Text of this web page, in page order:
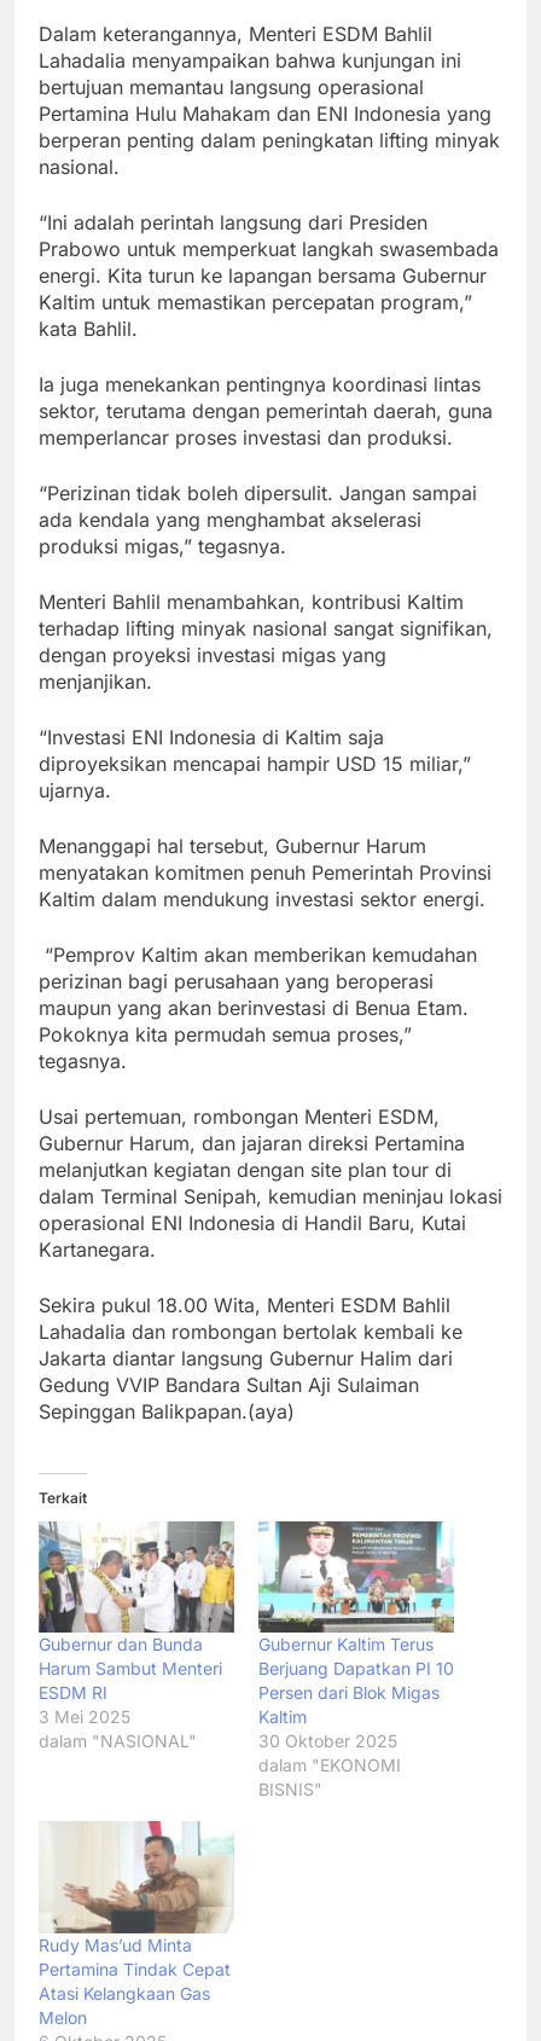
Dalam keterangannya, Menteri ESDM Bahlil
Lahadalia menyampaikan bahwa kunjungan ini
bertujuan memantau langsung operasional
Pertamina Hulu Mahakam dan ENI Indonesia yang
berperan penting dalam peningkatan lifting minyak
nasional.
“Ini adalah perintah langsung dari Presiden
Prabowo untuk memperkuat langkah swasembada
energi. Kita turun ke lapangan bersama Gubernur
Kaltim untuk memastikan percepatan program,”
kata Bahlil.
Ia juga menekankan pentingnya koordinasi lintas
sektor, terutama dengan pemerintah daerah, guna
memperlancar proses investasi dan produksi.
“Perizinan tidak boleh dipersulit. Jangan sampai
ada kendala yang menghambat akselerasi
produksi migas,” tegasnya.
Menteri Bahlil menambahkan, kontribusi Kaltim
terhadap lifting minyak nasional sangat signifikan,
dengan proyeksi investasi migas yang
menjanjikan.
“Investasi ENI Indonesia di Kaltim saja
diproyeksikan mencapai hampir USD 15 miliar,”
ujarnya.
Menanggapi hal tersebut, Gubernur Harum
menyatakan komitmen penuh Pemerintah Provinsi
Kaltim dalam mendukung investasi sektor energi.
“Pemprov Kaltim akan memberikan kemudahan
perizinan bagi perusahaan yang beroperasi
maupun yang akan berinvestasi di Benua Etam.
Pokoknya kita permudah semua proses,”
tegasnya.
Usai pertemuan, rombongan Menteri ESDM,
Gubernur Harum, dan jajaran direksi Pertamina
melanjutkan kegiatan dengan site plan tour di
dalam Terminal Senipah, kemudian meninjau lokasi
operasional ENI Indonesia di Handil Baru, Kutai
Kartanegara.
Sekira pukul 18.00 Wita, Menteri ESDM Bahlil
Lahadalia dan rombongan bertolak kembali ke
Jakarta diantar langsung Gubernur Halim dari
Gedung VVIP Bandara Sultan Aji Sulaiman
Sepinggan Balikpapan.(aya)
Terkait
Gubernur dan Bunda
Harum Sambut Menteri
ESDM RI
3 Mei 2025
dalam "NASIONAL"
Gubernur Kaltim Terus
Berjuang Dapatkan PI 10
Persen dari Blok Migas
Kaltim
30 Oktober 2025
dalam "EKONOMI
BISNIS"
Rudy Mas’ud Minta
Pertamina Tindak Cepat
Atasi Kelangkaan Gas
Melon